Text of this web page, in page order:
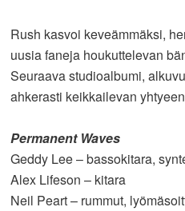
Rush kasvoi keveämmäksi,
uusia faneja houkuttelevan
Seuraava studioalbumi,
ahkerasti keikkailevan
Permanent Waves
Geddy Lee – bassokitara,
Alex Lifeson – kitara
Neil Peart – rummut,